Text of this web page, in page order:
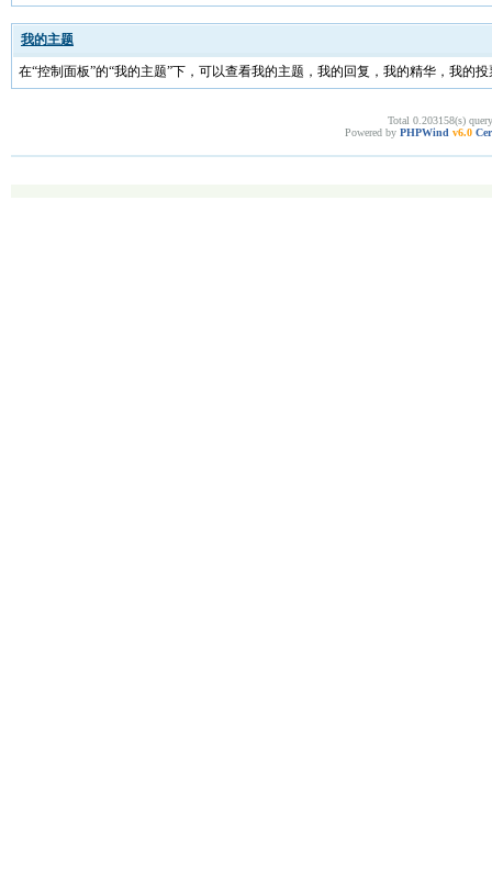
我的主题
在“控制面板”的“我的主题”下，可以查看我的主题，我的回复，我的精华，我的
Total 0.203158(s)
Powered by PHPWind v6.0